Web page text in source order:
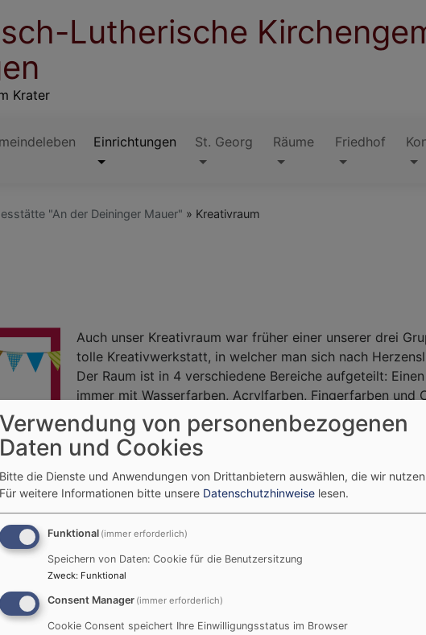
Lutherische
Krater
Einrichtungen St. Georg Räume Friedhof
"An der Deininger Mauer" Kreativraum
Auch unser Kreativraum war früher einer unserer drei
tolle Kreativwerkstatt, in welcher man sich nach
Der Raum ist in 4 verschiedene Bereiche aufgeteilt:
immer mit Wasserfarben, Acrylfarben, Fingerfarben und
und Experimentieren kann. Der zweite Bereich ist ein
geklebt, verziert und es stehen den Kindern neben
jeglichen Farben und Formen auch die
Alltagsmaterialien (Upcycling wird bei uns groß
Klorollen, Kartons, Stoffen, Ästen usw., gibt es hier auch
Materialien, wie Glitzer, Federn, Wolle, Muscheln,
die kleinen Künstler für ihre Kunstwerke brauchen. Der
haben die Kids verschiedene Stifte, Kreiden und
bildet ein Aktionstisch. Hier werden je nach Lust und
beispielsweise Knete, Bügelperlen, Bastelanleitungen
Verwendung von personenbezogenen
Daten und Cookies
Bitte die Dienste und Anwendungen von Drittanbietern auswählen, die wir
Für weitere Informationen bitte unsere Datenschutzhinweise lesen.
Funktional (immer erforderlich)
Speichern von Daten: Cookie für die Benutzersitzung
Zweck: Funktional
Consent Manager (immer erforderlich)
Cookie Consent speichert Ihre Einwilligungsstatus im Browser